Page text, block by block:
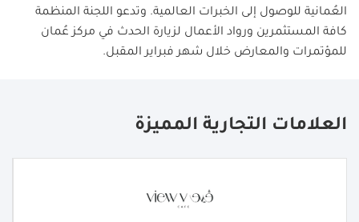
العُمانية للوصول إلى الخبرات العالمية. وتدعو اللجنة المنظمة
كافة المستثمرين ورواد الأعمال لزيارة الحدث في مركز عُمان
للمؤتمرات والمعارض خلال شهر فبراير المقبل.
العلامات التجارية المميزة